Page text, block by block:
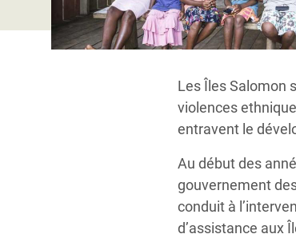
Digital Age
Gender, Rights, and Justice
Filles, Ça Suffit !
Les Îles Salomon
violences
entravent le
Au début des
gouvernement
conduit à
d’assistance aux